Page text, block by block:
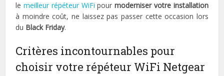
lemeilleur répéteur WiFi pourmoderniser votre installation
à moindre coût, ne laissez pas passer cette occasion lors
du Black Friday.
Critères incontournables pour
choisir votre répéteur WiFi Netgear